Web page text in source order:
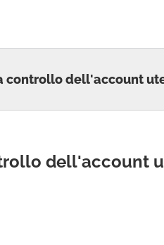
controllo dell'account
dell'account